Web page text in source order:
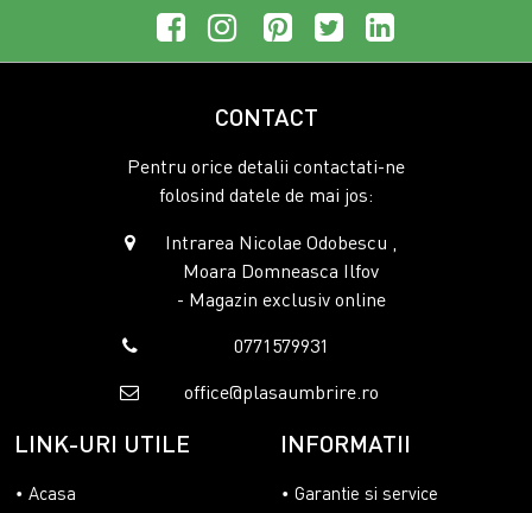
CONTACT
Pentru orice detalii contactati-ne
folosind datele de mai jos:
Intrarea Nicolae Odobescu ,
Moara Domneasca Ilfov
- Magazin exclusiv online
0771579931
office@plasaumbrire.ro
LINK-URI UTILE
Acasa
INFORMATII
Garantie si service